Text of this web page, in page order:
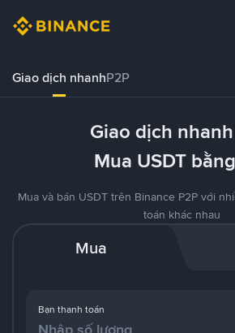
Giao dịch nhanhP2P
Giao dịch
Mua USDT
Mua và bán USDT trên Binance P2P với
toán khác nhau
Mua
Bạn thanh toán